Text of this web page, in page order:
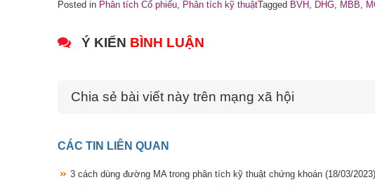
Posted in Phân tích Cổ phiếu Phân tích kỹ thuậtTagged BVH DHG MBB
Ý KIẾN BÌNH LUẬN
Chia sẻ bài viết này trên mạng xã hội
CÁC TIN LIÊN QUAN
3 cách dùng đường MA trong phân tích kỹ thuật chứng khoán (18/03/2023)